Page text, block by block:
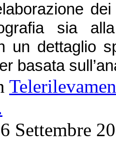
sia
un dettaglio
basata
Settembre